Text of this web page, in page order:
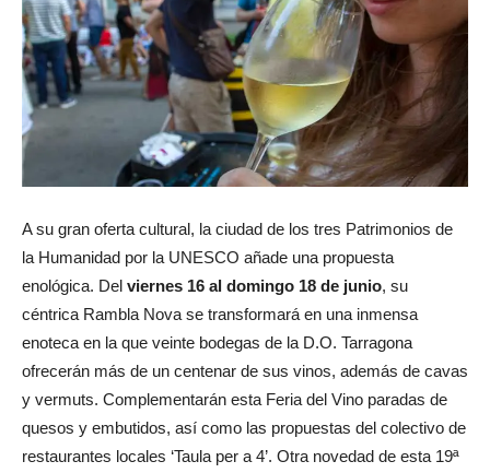
A su gran oferta cultural, la ciudad de los tres Patrimonios de
la Humanidad por la UNESCO añade una propuesta
enológica. Del viernes 16 al domingo 18 de junio, su
céntrica Rambla Nova se transformará en una inmensa
enoteca en la que veinte bodegas de la D.O. Tarragona
ofrecerán más de un centenar de sus vinos, además de cavas
y vermuts. Complementarán esta Feria del Vino paradas de
quesos y embutidos, así como las propuestas del colectivo de
restaurantes locales ‘Taula per a 4’. Otra novedad de esta 19ª